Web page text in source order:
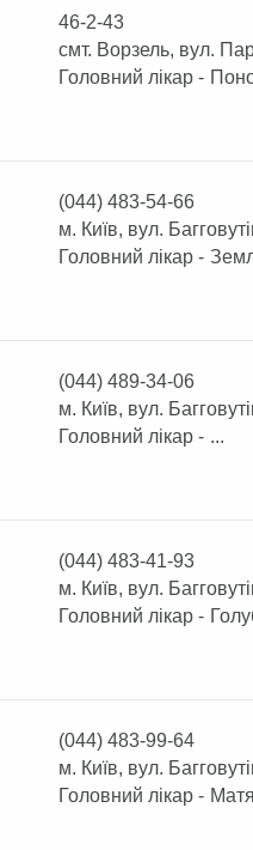
46-2-43
смт. Ворзель, вул.
Головний лікар -
(044) 483-54-66
м. Київ, вул.
Головний лікар -
(044) 489-34-06
м. Київ, вул.
Головний лікар - ...
(044) 483-41-93
м. Київ, вул.
Головний лікар -
(044) 483-99-64
м. Київ, вул.
Головний лікар -